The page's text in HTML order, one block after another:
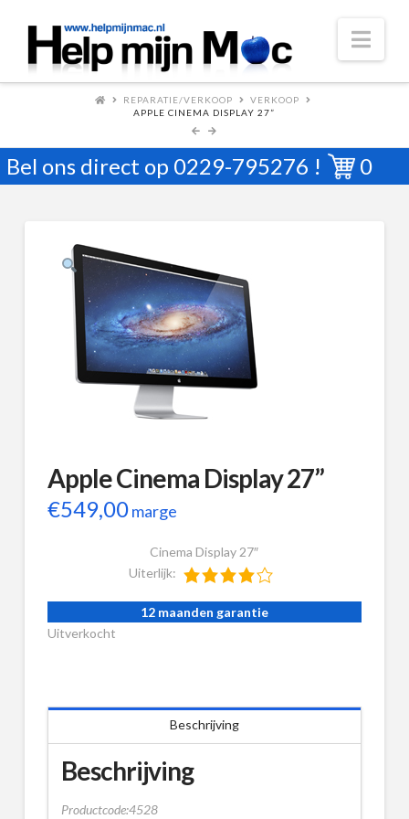
REPARATIE/VERKOOP
VERKOOP
APPLE CINEMA DISPLAY 27”
Bel ons direct op 0229-795276 ! 0
Apple Cinema Display 27”
€549,00marge
Cinema Display 27″
Uiterlijk:
12 maanden garantie
Uitverkocht
Beschrijving
Beschrijving
Productcode:4528